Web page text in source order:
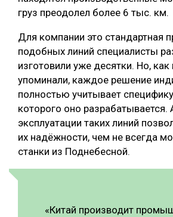
груз преодолел более 6 тыс. км.
Для компании это стандартная
подобных линий специалисты
изготовили уже десятки. Но,
упоминали, каждое решение
полностью учитывает
которого оно
эксплуатации таких линий
их надёжности, чем не всегда
станки из Поднебесной.
«Китай производит